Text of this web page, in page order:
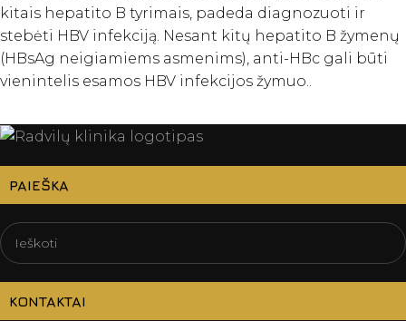
kitais hepatito B tyrimais, padeda diagnozuoti ir
stebėti HBV infekciją. Nesant kitų hepatito B žymenų
(HBsAg neigiamiems asmenims), anti-HBc gali būti
vienintelis esamos HBV infekcijos žymuo..
PAIEŠKA
KONTAKTAI